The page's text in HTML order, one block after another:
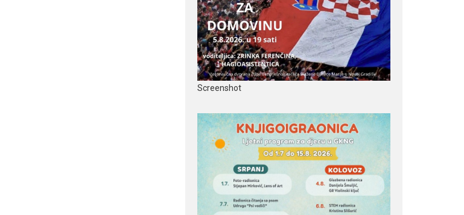
Screenshot